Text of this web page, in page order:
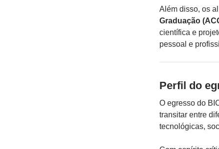
Além disso, os
Graduação
científica e
pessoal e
Perfil do
O egresso do
transitar entre
tecnológicas,